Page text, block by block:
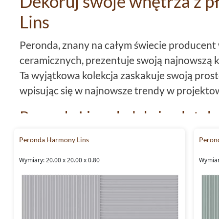
Lins
Peronda, znany na całym świecie
ceramicznych, prezentuje swoją najnowszą
Ta wyjątkowa kolekcja zaskakuje swoją
wpisując się w najnowsze trendy w
Peronda Lins - kolekcja
Peronda Lins to kolekcja płytek ściennych
Format płytek Peronda Lins
Peronda Harmony Lins
Wymiary: 20.00 x 20.00 x 0.80